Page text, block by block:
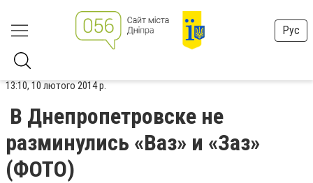
Рус
13:10, 10 лютого 2014 р.
В Днепропетровске не
разминулись «Ваз» и «Заз»
(ФОТО)